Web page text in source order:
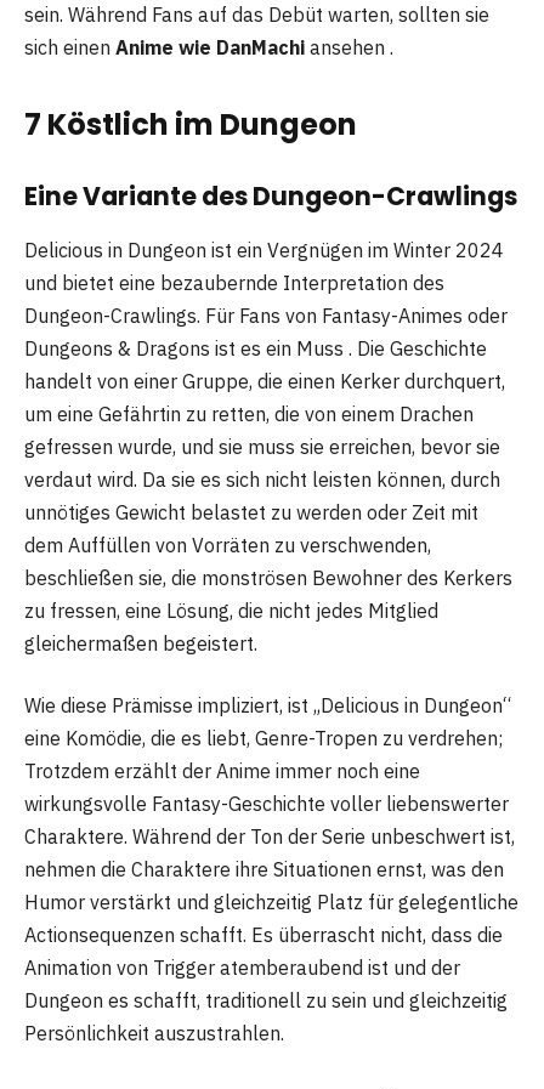
sein. Während Fans auf das Debüt warten, sollten sie
sich einen Anime wie DanMachi ansehen .
7 Köstlich im Dungeon
Eine Variante des Dungeon-Crawlings
Delicious in Dungeon ist ein Vergnügen im Winter 2024
und bietet eine bezaubernde Interpretation des
Dungeon-Crawlings. Für Fans von Fantasy-Animes oder
Dungeons & Dragons ist es ein Muss . Die Geschichte
handelt von einer Gruppe, die einen Kerker durchquert,
um eine Gefährtin zu retten, die von einem Drachen
gefressen wurde, und sie muss sie erreichen, bevor sie
verdaut wird. Da sie es sich nicht leisten können, durch
unnötiges Gewicht belastet zu werden oder Zeit mit
dem Auffüllen von Vorräten zu verschwenden,
beschließen sie, die monströsen Bewohner des Kerkers
zu fressen, eine Lösung, die nicht jedes Mitglied
gleichermaßen begeistert.
Wie diese Prämisse impliziert, ist „Delicious in Dungeon“
eine Komödie, die es liebt, Genre-Tropen zu verdrehen;
Trotzdem erzählt der Anime immer noch eine
wirkungsvolle Fantasy-Geschichte voller liebenswerter
Charaktere. Während der Ton der Serie unbeschwert ist,
nehmen die Charaktere ihre Situationen ernst, was den
Humor verstärkt und gleichzeitig Platz für gelegentliche
Actionsequenzen schafft. Es überrascht nicht, dass die
Animation von Trigger atemberaubend ist und der
Dungeon es schafft, traditionell zu sein und gleichzeitig
Persönlichkeit auszustrahlen.